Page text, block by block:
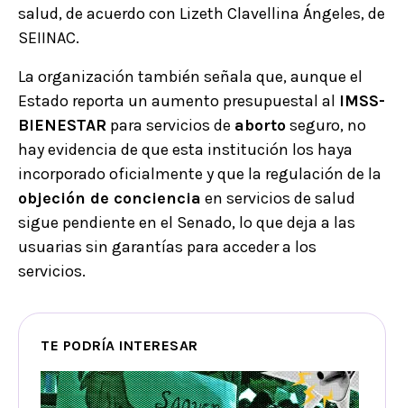
salud, de acuerdo con Lizeth Clavellina Ángeles, de
SEIINAC.
La organización también señala que, aunque el
Estado reporta un aumento presupuestal al IMSS-
BIENESTAR para servicios de abortoseguro, no
hay evidencia de que esta institución los haya
incorporado oficialmente y que la regulación de la
objeción de conciencia en servicios de salud
sigue pendiente en el Senado, lo que deja a las
usuarias sin garantías para acceder a los
servicios.
TE PODRÍA INTERESAR